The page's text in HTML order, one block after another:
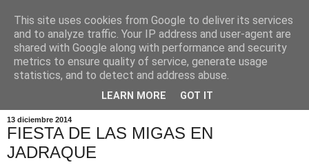
13 diciembre 2014
FIESTA DE LAS MIGAS EN
JADRAQUE
This site uses cookies from Google to deliver its services
and to analyze traffic. Your IP address and user-agent are
shared with Google along with performance and security
metrics to ensure quality of service, generate usage
statistics, and to detect and address abuse.
LEARN MORE GOT IT